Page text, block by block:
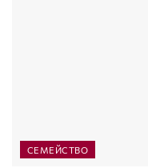
СЕМЕЙСТВО